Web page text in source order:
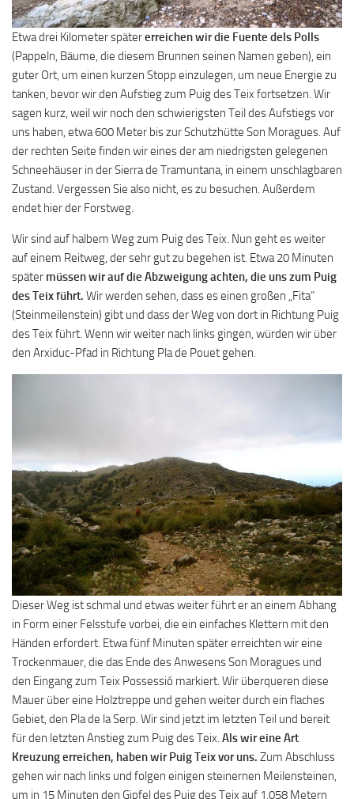
Etwa drei Kilometer spätererreichen wir die Fuente dels Polls
(Pappeln, Bäume, die diesem Brunnen seinen Namen geben), ein
guter Ort, um einen kurzen Stopp einzulegen, um neue Energie zu
tanken, bevor wir den Aufstieg zum Puig des Teix fortsetzen. Wir
sagen kurz, weil wir noch den schwierigsten Teil des Aufstiegs vor
uns haben, etwa 600 Meter bis zur Schutzhütte Son Moragues. Auf
der rechten Seite finden wir eines der am niedrigsten gelegenen
Schneehäuser in der Sierra de Tramuntana, in einem unschlagbaren
Zustand. Vergessen Sie also nicht, es zu besuchen. Außerdem
endet hier der Forstweg.
Wir sind auf halbem Weg zum Puig des Teix. Nun geht es weiter
auf einem Reitweg, der sehr gut zu begehen ist. Etwa 20 Minuten
später müssen wir auf die Abzweigung achten, die uns zum Puig
des Teix führt. Wir werden sehen, dass es einen großen „Fita“
(Steinmeilenstein) gibt und dass der Weg von dort in Richtung Puig
des Teix führt. Wenn wir weiter nach links gingen, würden wir über
den Arxiduc-Pfad in Richtung Pla de Pouet gehen.
Dieser Weg ist schmal und etwas weiter führt er an einem Abhang
in Form einer Felsstufe vorbei, die ein einfaches Klettern mit den
Händen erfordert. Etwa fünf Minuten später erreichten wir eine
Trockenmauer, die das Ende des Anwesens Son Moragues und
den Eingang zum Teix Possessió markiert. Wir überqueren diese
Mauer über eine Holztreppe und gehen weiter durch ein flaches
Gebiet, den Pla de la Serp. Wir sind jetzt im letzten Teil und bereit
für den letzten Anstieg zum Puig des Teix. Als wir eine Art
Kreuzung erreichen, haben wir Puig Teix vor uns. Zum Abschluss
gehen wir nach links und folgen einigen steinernen Meilensteinen,
um in 15 Minuten den Gipfel des Puig des Teix auf 1.058 Metern